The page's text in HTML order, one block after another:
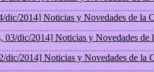
dic/2014] Noticias y Novedades de la
03/dic/2014] Noticias y Novedades de
dic/2014] Noticias y Novedades de la